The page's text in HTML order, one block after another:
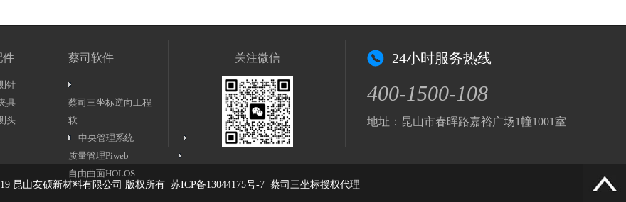
件
针
具
头
蔡司软件
蔡司三坐标逆向工程
软...
中央管理系统
质量管理Piweb
自由曲面HOLOS
关注微信 24小时服务热线
400-1500-108
地址：昆山市春晖路嘉裕广场1幢1001室
昆山友硕新材料有限公司 版权所有 苏ICP备13044175号-7 蔡司三坐标授权代理